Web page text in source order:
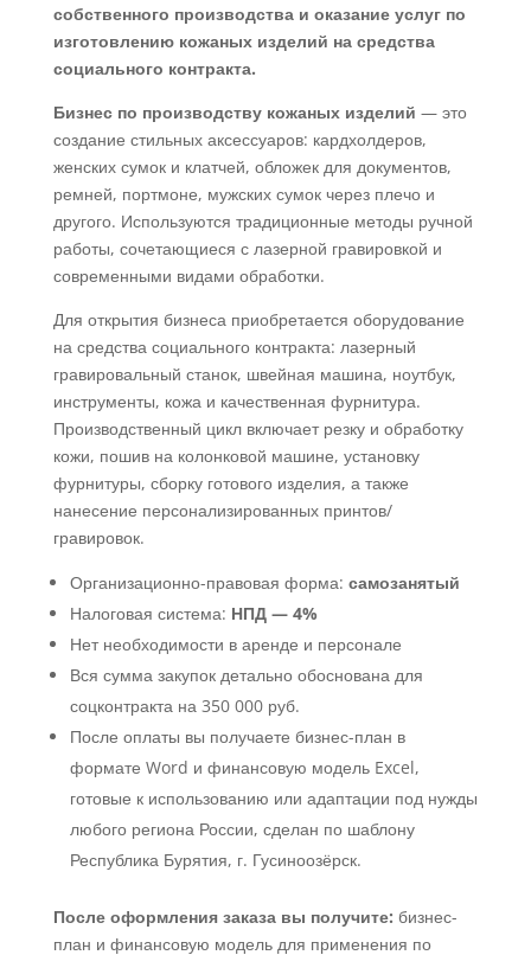
собственного производства и оказание услуг по
изготовлению кожаных изделий на средства
социального контракта.
Бизнес по производству кожаных изделий — это
создание стильных аксессуаров: кардхолдеров,
женских сумок и клатчей, обложек для документов,
ремней, портмоне, мужских сумок через плечо и
другого. Используются традиционные методы ручной
работы, сочетающиеся с лазерной гравировкой и
современными видами обработки.
Для открытия бизнеса приобретается оборудование
на средства социального контракта: лазерный
гравировальный станок, швейная машина, ноутбук,
инструменты, кожа и качественная фурнитура.
Производственный цикл включает резку и обработку
кожи, пошив на колонковой машине, установку
фурнитуры, сборку готового изделия, а также
нанесение персонализированных принтов/
гравировок.
Организационно-правовая форма: самозанятый
Налоговая система: НПД — 4%
Нет необходимости в аренде и персонале
Вся сумма закупок детально обоснована для
соцконтракта на 350 000 руб.
После оплаты вы получаете бизнес-план в
формате Word и финансовую модель Excel,
готовые к использованию или адаптации под нужды
любого региона России, сделан по шаблону
Республика Бурятия, г. Гусиноозёрск.
После оформления заказа вы получите: бизнес-
план и финансовую модель для применения по